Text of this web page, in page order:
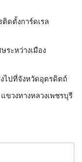
ติดตั้งการ์ดเรล
ระหว่างเมือง
ไปที่จังหวัดอุตรดิตถ์
ขวงทางหลวงเพชรบุรี